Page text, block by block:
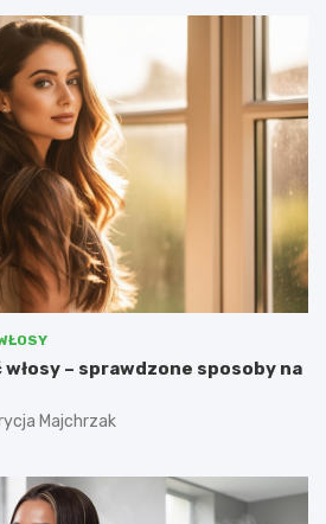
– sprawdzone sposoby na
Majchrzak